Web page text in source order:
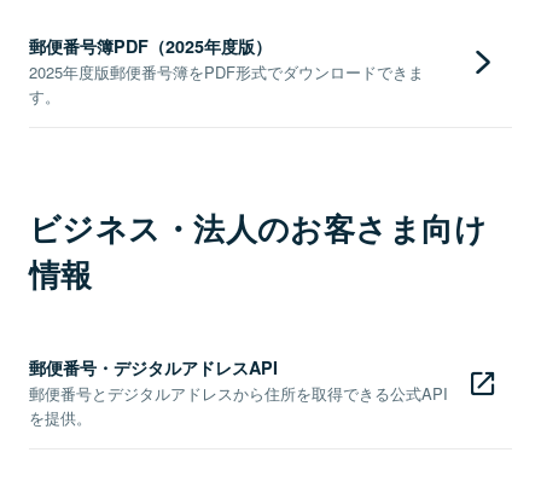
郵便番号簿PDF（2025年度版）
2025年度版郵便番号簿をPDF形式でダウンロードできま
す。
ビジネス・法人のお客さま向け
情報
郵便番号・デジタルアドレスAPI
郵便番号とデジタルアドレスから住所を取得できる公式API
を提供。